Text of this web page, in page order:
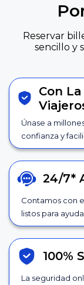
Reservar
sencillo y
Con
Únase a
confianza y
24/7*
Contamos con
listos para
100%
La seguridad